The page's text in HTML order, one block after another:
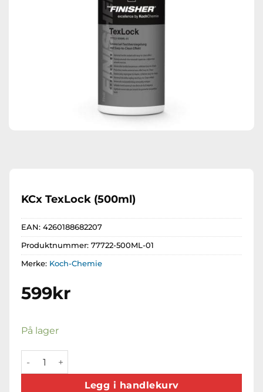
KCx TexLock (500ml)
EAN: 4260188682207
Produktnummer: 77722-500ML-01
Merke: Koch-Chemie
599kr
På lager
KCx TexLock (500ml) antall
Legg i handlekurv